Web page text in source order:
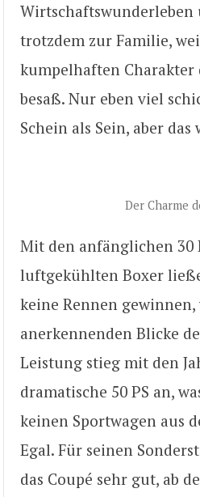
Wirtschaftswunderleben
trotzdem zur Familie,
kumpelhaften Charakter
besaß. Nur eben viel
Schein als Sein, aber das
Der Charme
Mit den anfänglichen 30
luftgekühlten Boxer
keine Rennen
anerkennenden Blicke
Leistung stieg mit den
dramatische 50 PS an,
keinen Sportwagen aus
Egal. Für seinen
das Coupé sehr gut, ab